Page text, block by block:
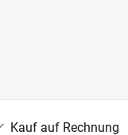
Kauf auf Rechnung